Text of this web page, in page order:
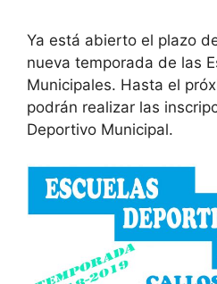
Ya está abierto el plazo
nueva temporada de las
Municipales. Hasta el
podrán realizar las
Deportivo Municipal.